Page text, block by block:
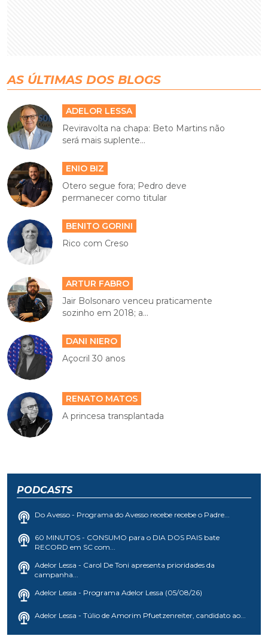
AS ÚLTIMAS DOS BLOGS
ADELOR LESSA
Reviravolta na chapa: Beto Martins não
será mais suplente...
ENIO BIZ
Otero segue fora; Pedro deve
permanecer como titular
BENITO GORINI
Rico com Creso
ARTUR FABRO
Jair Bolsonaro venceu praticamente
sozinho em 2018; a...
DANI NIERO
Açocril 30 anos
RENATO MATOS
A princesa transplantada
PODCASTS
Do Avesso - Programa do Avesso recebe recebe o Padre...
60 MINUTOS - CONSUMO para o DIA DOS PAIS bate
RECORD em SC com...
Adelor Lessa - Carol De Toni apresenta prioridades da
campanha...
Adelor Lessa - Programa Adelor Lessa (05/08/26)
Adelor Lessa - Túlio de Amorim Pfuetzenreiter, candidato ao...